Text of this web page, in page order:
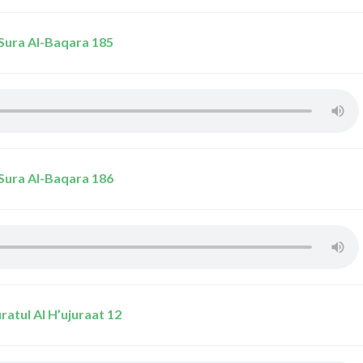
Al-Baqara 185
Al-Baqara 186
Al H’ujuraat 12